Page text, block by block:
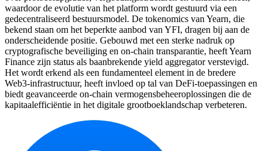
waardoor de evolutie van het platform wordt gestuurd via een
gedecentraliseerd bestuursmodel. De tokenomics van Yearn, die
bekend staan om het beperkte aanbod van YFI, dragen bij aan de
onderscheidende positie. Gebouwd met een sterke nadruk op
cryptografische beveiliging en on-chain transparantie, heeft Yearn
Finance zijn status als baanbrekende yield aggregator verstevigd.
Het wordt erkend als een fundamenteel element in de bredere
Web3-infrastructuur, heeft invloed op tal van DeFi-toepassingen en
biedt geavanceerde on-chain vermogensbeheeroplossingen die de
kapitaalefficiëntie in het digitale grootboeklandschap verbeteren.